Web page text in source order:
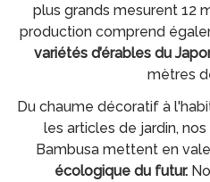
plus grands mesurent 12
production comprend
variétés d’érables du
mètres
Du chaume décoratif à
les articles de jardin,
Bambusa mettent en
écologique du futur.